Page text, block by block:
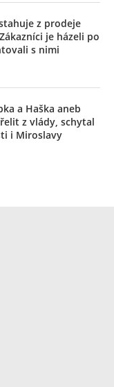
z prodeje
je házeli po
s nimi
a Haška aneb
z vlády, schytal
i Miroslavy